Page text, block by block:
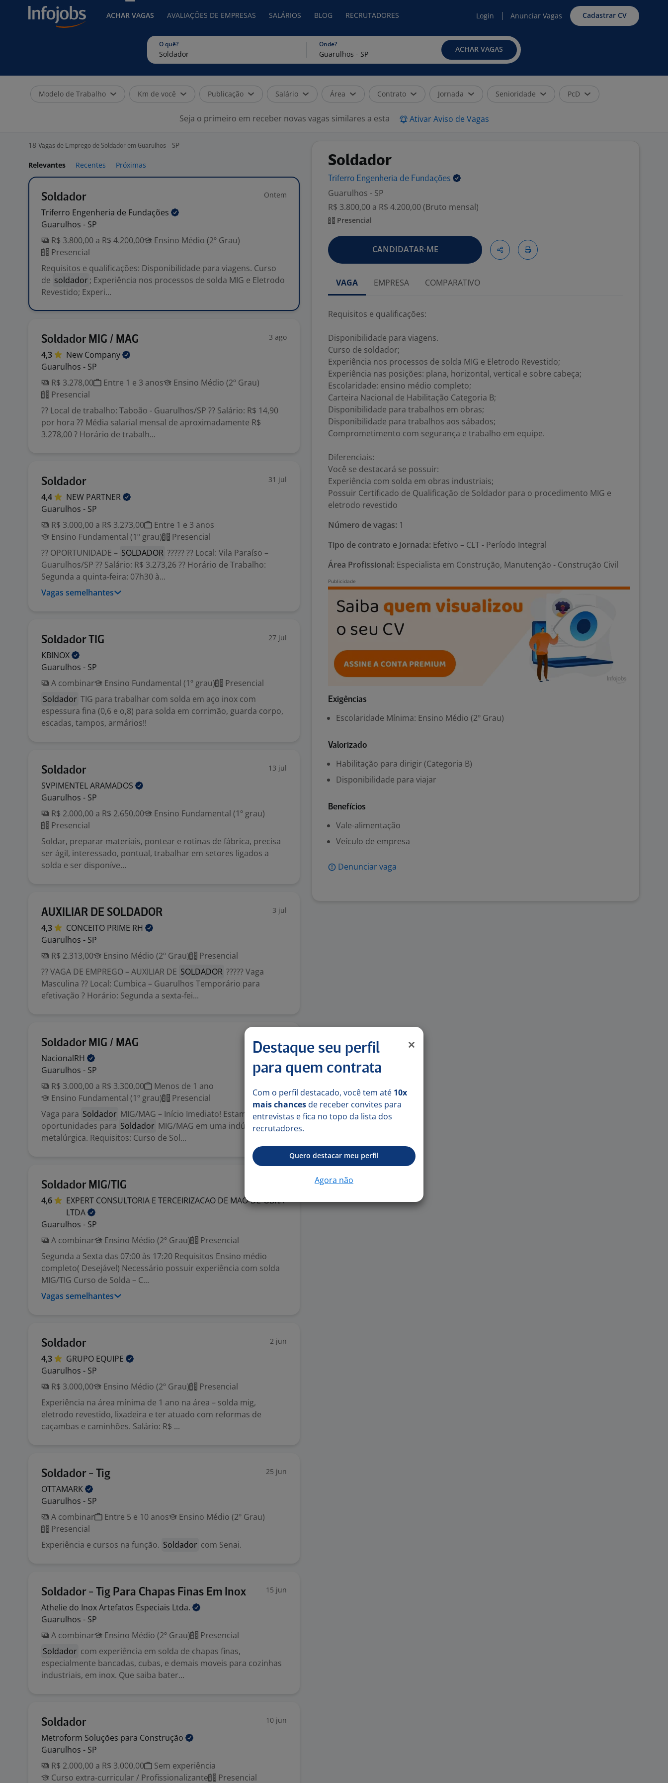
ACHAR VAGAS AVALIAÇÕES DE EMPRESAS SALÁRIOS BLOG RECRUTADORES Login Anunciar Vagas Cadastrar CV
O quê? Onde?
ACHAR VAGAS
Modelo de Trabalho Km de você Publicação Salário Área Contrato Jornada Senioridade PcD
Seja o primeiro em receber novas vagas similares a esta Ativar Aviso de Vagas
18 Vagas de Emprego de Soldador em Guarulhos - SP
Relevantes Recentes Próximas
Soldador Ontem
Triferro Engenheria de Fundações
Guarulhos - SP
R$ 3.800,00 a R$ 4.200,00
Ensino Médio (2º Grau)
Presencial
Requisitos e qualificações: Disponibilidade para viagens. Curso
de soldador; Experiência nos processos de solda MIG e Eletrodo
Revestido; Experi...
Soldador MIG / MAG 3 ago
4,3 New Company
Guarulhos - SP
R$ 3.278,00
Entre 1 e 3 anos
Ensino Médio (2º Grau)
Presencial
?? Local de trabalho: Taboão - Guarulhos/SP ?? Salário: R$ 14,90
por hora ?? Média salarial mensal de aproximadamente R$
3.278,00 ? Horário de trabalh...
Soldador 31 jul
4,4 NEW PARTNER
Guarulhos - SP
R$ 3.000,00 a R$ 3.273,00
Entre 1 e 3 anos
Ensino Fundamental (1º grau)
Presencial
?? OPORTUNIDADE – SOLDADOR ????? ?? Local: Vila Paraíso –
Guarulhos/SP ?? Salário: R$ 3.273,26 ?? Horário de Trabalho:
Segunda a quinta-feira: 07h30 à...
Vagas semelhantes
Soldador TIG 27 jul
KBINOX
Guarulhos - SP
A combinar
Ensino Fundamental (1º grau)
Presencial
Soldador TIG para trabalhar com solda em aço inox com
espessura fina (0,6 e o,8) para solda em corrimão, guarda corpo,
escadas, tampos, armários!!
Soldador 13 jul
SVPIMENTELARAMADOS
Guarulhos - SP
R$ 2.000,00 a R$ 2.650,00
Ensino Fundamental (1º grau)
Presencial
Soldar, preparar materiais, pontear e rotinas de fábrica, precisa
ser ágil, interessado, pontual, trabalhar em setores ligados a
solda e ser disponíve...
AUXILIAR DE SOLDADOR 3 jul
4,3 CONCEITO PRIME RH
Guarulhos - SP
R$ 2.313,00
Ensino Médio (2º Grau)
Presencial
?? VAGA DE EMPREGO – AUXILIAR DE SOLDADOR ????? Vaga
Masculina ?? Local: Cumbica – Guarulhos Temporário para
efetivação ? Horário: Segunda a sexta-fei...
Soldador MIG / MAG 30 jun
NacionalRH
Guarulhos - SP
R$ 3.000,00 a R$ 3.300,00
Menos de 1 ano
Ensino Fundamental (1º grau)
Presencial
Vaga para Soldador MIG/MAG – Início Imediato! Estamos com
oportunidades para Soldador MIG/MAG em uma indústria
metalúrgica. Requisitos: Curso de Sol...
Soldador MIG/TIG
4,6
EXPERT CONSULTORIA E TERCEIRIZACAO DE MAO-DE-OBRA
LTDA
Guarulhos - SP
A combinar
Ensino Médio (2º Grau)
Presencial
Segunda a Sexta das 07:00 às 17:20 Requisitos Ensino médio
completo( Desejável) Necessário possuir experiência com solda
MIG/TIG Curso de Solda – C...
Vagas semelhantes
Soldador 2 jun
4,3 GRUPO EQUIPE
Guarulhos - SP
R$ 3.000,00
Ensino Médio (2º Grau)
Presencial
Experiência na área mínima de 1 ano na área – solda mig,
eletrodo revestido, lixadeira e ter atuado com reformas de
caçambas e caminhões. Salário: R$ ...
Soldador - Tig 25 jun
OTTAMARK
Guarulhos - SP
A combinar
Entre 5 e 10 anos
Ensino Médio (2º Grau)
Presencial
Experiência e cursos na função. Soldador com Senai.
Soldador - Tig Para Chapas Finas Em Inox 15 jun
Athelie do Inox Artefatos Especiais Ltda.
Guarulhos - SP
A combinar
Ensino Médio (2º Grau)
Presencial
Soldador com experiência em solda de chapas finas,
especialmente bancadas, cubas, e demais moveis para cozinhas
industriais, em inox. Que saiba bater...
Soldador 10 jun
Metroform Soluções para Construção
Guarulhos - SP
R$ 2.000,00 a R$ 3.000,00
Sem experiência
Curso extra-curricular / Profissionalizante
Presencial
Soldador
Triferro Engenheria de Fundações
Guarulhos - SP
R$ 3.800,00 a R$ 4.200,00 (Bruto mensal)
Presencial
CANDIDATAR-ME
VAGA EMPRESA COMPARATIVO
Requisitos e qualificações:
Disponibilidade para viagens.
Curso de soldador;
Experiência nos processos de solda MIG e Eletrodo Revestido;
Experiência nas posições: plana, horizontal, vertical e sobre cabeça;
Escolaridade: ensino médio completo;
Carteira Nacional de Habilitação Categoria B;
Disponibilidade para trabalhos em obras;
Disponibilidade para trabalhos aos sábados;
Comprometimento com segurança e trabalho em equipe.
Diferenciais:
Você se destacará se possuir:
Experiência com solda em obras industriais;
Possuir Certificado de Qualificação de Soldador para o procedimento MIG e
eletrodo revestido
Número de vagas: 1
Tipo de contrato e Jornada: Efetivo – CLT - Período Integral
Área Profissional: Especialista em Construção, Manutenção - Construção Civil
Exigências
Escolaridade Mínima: Ensino Médio (2º Grau)
Valorizado
Habilitação para dirigir (Categoria B)
Disponibilidade para viajar
Benefícios
Vale-alimentação
Veículo de empresa
Denunciar vaga
Destaque seu perfil
para quem contrata
Com o perfil destacado, você tem até 10x
mais chances de receber convites para
entrevistas e fica no topo da lista dos
recrutadores.
Quero destacar meu perfil
Agora não